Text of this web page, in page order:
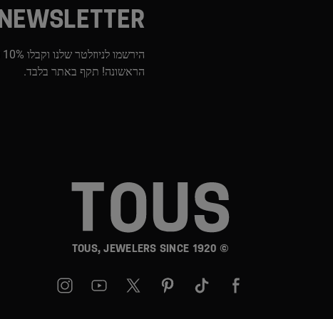
NEWSLETTER
הראשונה! תקף באתר בלבד.
© TOUS, JEWELERS SINCE 1920